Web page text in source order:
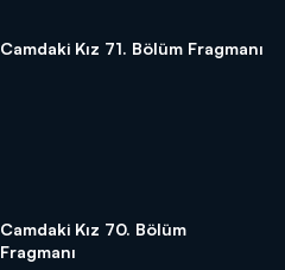
Camdaki Kız 71. Bölüm Fragmanı
Camdaki Kız 70. Bölüm
Fragmanı